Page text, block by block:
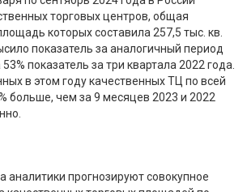
торговых центров, общая
которых составила 257,5 тыс. кв.
показатель за аналогичный период
показатель за три квартала 2022 года.
в этом году качественных ТЦ по всей
больше, чем за 9 месяцев 2023 и 2022
аналитики прогнозируют совокупное